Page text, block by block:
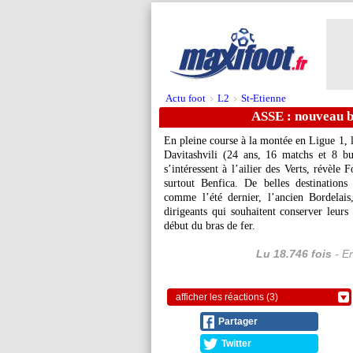
Actu foot > L2 > St-Etienne
ASSE : nouveau
En pleine course à la montée en Ligue
Davitashvili (24 ans, 16 matchs et 8
s’intéressent à l’ailier des Verts, révèle
surtout Benfica. De belles
comme l’été dernier, l’ancien
dirigeants qui souhaitent conserver
début du bras de fer.
Lu 18.746 fois -
afficher les réactions (3)
Partager
Twitter